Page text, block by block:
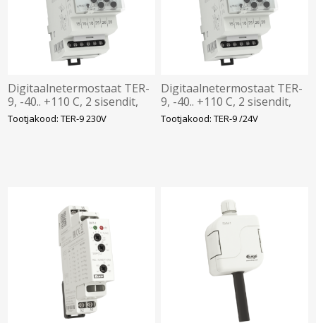
Digitaalnetermostaat TER-
9, -40.. +110 C, 2 sisendit,
2xCO 8A, 230VAC, Elko
Tootjakood: TER-9 230V
Digitaalnetermostaat TER-
9, -40.. +110 C, 2 sisendit,
2xCO 8A, 24VAC/DC Elko
Tootjakood: TER-9 /24V